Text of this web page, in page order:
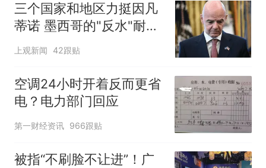
三个国家和地区力挺因凡
蒂诺 墨西哥的"反水"耐人
寻味
上观新闻 42跟贴
空调24小时开着反而更省
电？电力部门回应
第一财经资讯 966跟贴
被指“不刷脸不让进”！广